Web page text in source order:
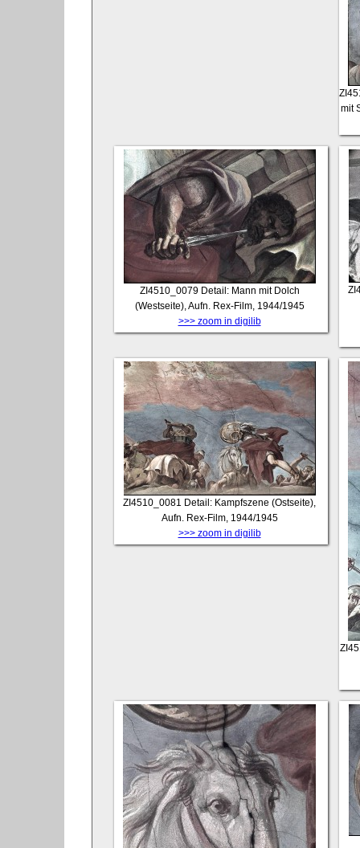
mit
ZI4510_0079 Detail: Mann mit Dolch
(Westseite), Aufn. Rex-Film, 1944/1945
>>> zoom in digilib
ZI4510_0081 Detail: Kampfszene (Ostseite),
Aufn. Rex-Film, 1944/1945
>>> zoom in digilib